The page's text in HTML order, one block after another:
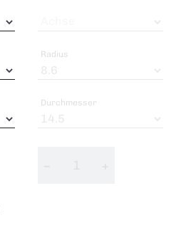
Radius
Durchmesser